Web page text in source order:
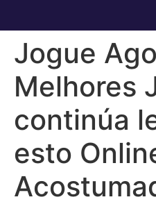
Jogue
Melhores
continúa
esto